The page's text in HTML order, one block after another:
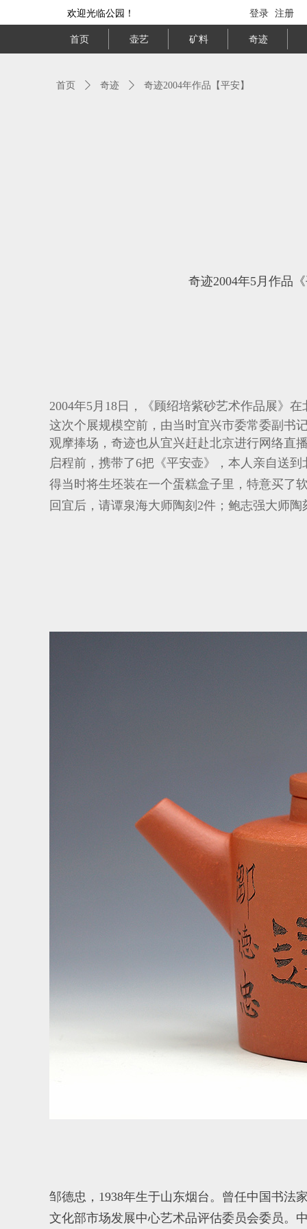
首页 壶艺 矿料 奇迹
欢迎光临公园！ 登录 注册
首页 ꄲ 奇迹 ꄲ 奇迹2004年作品【平安】
奇迹2004年5月作
2004年5月18日，《顾绍培紫砂艺术作品展》
这次个展规模空前，由当时宜兴市委常委副书
观摩捧场，奇迹也从宜兴赶赴北京进行网络直
启程前，携带了6把《平安壶》，本人亲自送
得当时将生坯装在一个蛋糕盒子里，特意买了
回宜后，请谭泉海大师陶刻2件；鲍志强大师
邹德忠，1938年生于山东烟台。曾任中国书法
文化部市场发展中心艺术品评估委员会委员。